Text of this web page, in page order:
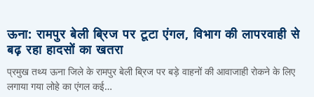
ऊना: रामपुर बेली ब्रिज पर टूटा एंगल, विभाग की लापरवाही से
बढ़ रहा हादसों का खतरा
प्रमुख तथ्य ऊना जिले के रामपुर बेली ब्रिज पर बड़े वाहनों की आवाजाही रोकने के लिए
लगाया गया लोहे का एंगल कई…